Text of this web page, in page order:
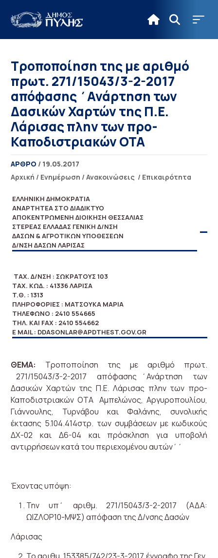
Τροποποίηση της με αριθμό
πρωτ. 271/15043/3-2-2017
απόφασης ΄Ανάρτηση των
Δασικών Χαρτών της Π.Ε.
Λάρισας πλην των προ-
Καποδιστριακών ΟΤΑ
ΑΡΘΡΟ / 19.05.2017
Αρχική / Ενημέρωση /Ανακοινώσεις / Επικαιρότητα
ΕΛΛΗΝΙΚΗ ΔΗΜΟΚΡΑΤΙΑ
ΑΝΑΡΤΗΤΕΑ ΣΤΟ ΔΙΑΔΙΚΤΥΟ
ΑΠΟΚΕΝΤΡΩΜΕΝΗ ΔΙΟΙΚΗΣΗ ΘΕΣΣΑΛΙΑΣ
ΣΤΕΡΕΑΣ ΕΛΛΑΔΑΣ ΓΕΝΙΚΗ Δ/ΝΣΗ
ΔΑΣΩΝ & ΑΓΡΟΤΙΚΩΝ ΥΠΟΘΕΣΕΩΝ
Δ/ΝΣΗ ΔΑΣΩΝ ΛΑΡΙΣΑΣ
ΤΑΧ. Δ/ΝΣΗ : ΣΩΚΡΆΤΟΥΣ 103
ΤΑΧ. ΚΩΔ. : 41336 ΛΑΡΙΣΑ
T.Θ. : 1313
ΠΛΗΡΟΦΟΡΊΕΣ : ΜΑΤΣΟΥΚΆ ΜΑΡΊΑ
ΤΗΛΈΦΩΝΟ : 2410 554665
ΤΗΛ. ΚΑΙ FAX : 2410 554662
E MAIL : DDASONLAR@APDTHEST.GOV.GR
ΘΕΜΑ: Τροποποίηση της με αριθμό πρωτ.
271/15043/3-2-2017 απόφασης ΄Ανάρτηση των
Δασικών Χαρτών της Π.Ε. Λάρισας πλην των προ-
Καποδιστριακών ΟΤΑ Αμπελώνος, Αργυροπουλίου,
Γιάννουλης, Τυρνάβου και Φαλάνης, συνολικής
έκτασης 5.104.414στρ. των συμβάσεων με κωδικούς
ΔΧ-02 και Δ6-04 και πρόσκληση για υποβολή
αντιρρήσεων κατά του περιεχομένου αυτών΄΄
Έχοντας υπόψη:
Την υπ΄ αριθμ. 271/15043/3-2-2017 (ΑΔΑ:
ΩΙΖΛΟΡ10-ΜΨΣ) απόφαση της Δ/νσης Δασών
Λάρισας